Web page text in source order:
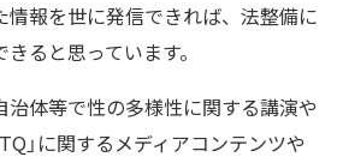
情報を世に発信できれば、法整備に
ると思っています。
体等で性の多様性に関する講演や
」に関するメディアコンテンツや